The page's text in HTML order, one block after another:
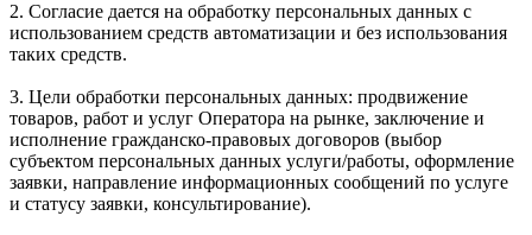
2. Согласие дается на обработку персональных данных с
использованием средств автоматизации и без использования
таких средств.
3. Цели обработки персональных данных: продвижение
товаров, работ и услуг Оператора на рынке, заключение и
исполнение гражданско-правовых договоров (выбор
субъектом персональных данных услуги/работы, оформление
заявки, направление информационных сообщений по услуге
и статусу заявки, консультирование).